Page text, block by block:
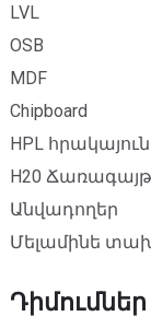
LVL
OSB
MDF
Chipboard
HPL
H20
Անվադողեր
Մելամինե
Դիմումներ